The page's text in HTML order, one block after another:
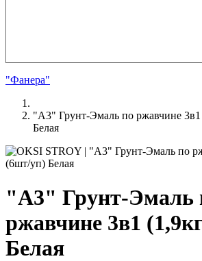
"Фанера"
"А3" Грунт-Эмаль по ржавчине
Белая
"А3" Грунт-Эмаль
ржавчине 3в1
Белая